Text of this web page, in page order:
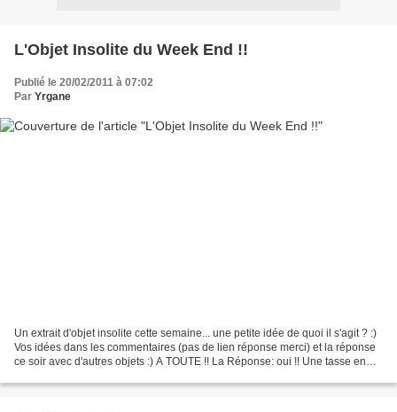
L'Objet Insolite du Week End !!
Publié le 20/02/2011 à 07:02
Par Yrgane
Un extrait d'objet insolite cette semaine... une petite idée de quoi il s'agit ? :)
Vos idées dans les commentaires (pas de lien réponse merci) et la réponse
ce soir avec d'autres objets :) A TOUTE !! La Réponse: oui !! Une tasse en